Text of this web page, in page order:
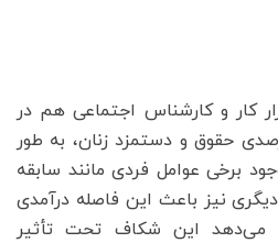
کار و کارشناس اجتماعی هم در
با آمار شکاف ۲۸ درصدی حقوق و دستمزد زنان، به ‌طور
برخی عوامل فردی مانند سابقه
نیز باعث این فاصله درآمدی
می‌دهد این شکاف تحت تأثیر